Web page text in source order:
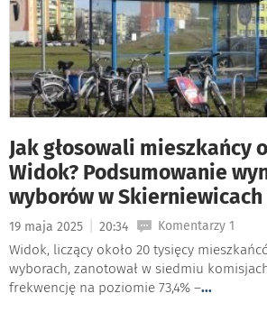
Jak głosowali mieszkańcy
Widok? Podsumowanie
wyborów w Skierniewicach
19 maja 2025 20:34 Komentarzy 1
Widok, liczący około 20 tysięcy
wyborach, zanotował w siedmiu
frekwencję na poziomie 73,4% –...